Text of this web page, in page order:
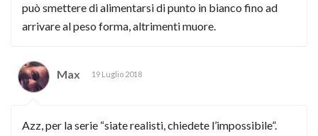
può smettere di alimentarsi di punto in bianco fino ad
arrivare al peso forma, altrimenti muore.
Max 19 Luglio 2018
Azz, per la serie “siate realisti, chiedete l’impossibile”.